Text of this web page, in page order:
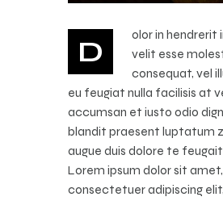
D
olor in hendrerit
velit esse
consequat, vel
eu feugiat nulla facilisis at
accumsan et iusto odio
blandit praesent luptatum
augue duis dolore te
Lorem ipsum dolor sit amet,
consectetuer adipiscing